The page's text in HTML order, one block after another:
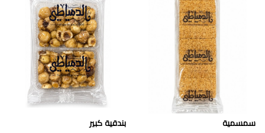
سمسمية بندقية كبير